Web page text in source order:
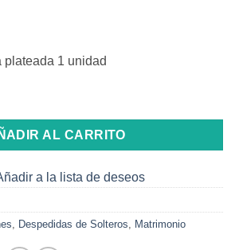
plateada 1 unidad
unidad) cantidad
AL CARRITO
a la lista de deseos
Despedidas de Solteros Matrimonio